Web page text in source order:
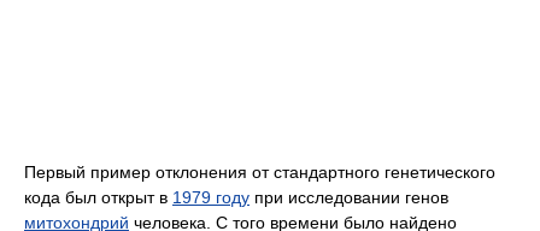
Первый пример отклонения от стандартного генетического
кода был открыт в 1979 году при исследовании генов
митохондрий человека. С того времени было найдено